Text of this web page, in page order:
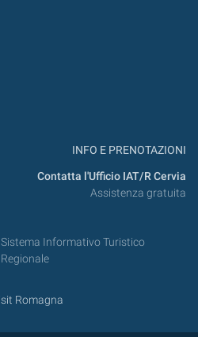
INFO E PRENOTAZIONI
Contatta l'Ufficio IAT/R Cervia
Assistenza gratuita
Sistema Informativo Turistico
Regionale